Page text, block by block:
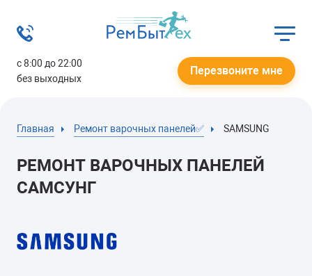
с 8:00 до 22:00
без выходных
Перезвоните мне
Главная Ремонт варочных панелей✅ SAMSUNG
РЕМОНТ ВАРОЧНЫХ ПАНЕЛЕЙ
САМСУНГ